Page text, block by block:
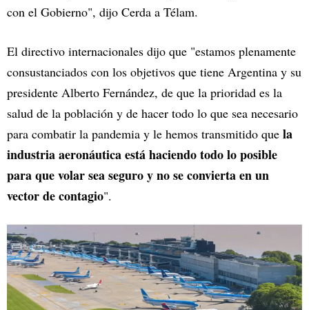
con el Gobierno", dijo Cerda a Télam.
El directivo internacionales dijo que "estamos plenamente
consustanciados con los objetivos que tiene Argentina y su
presidente Alberto Fernández, de que la prioridad es la
salud de la población y de hacer todo lo que sea necesario
para combatir la pandemia y le hemos transmitido que la
industria aeronáutica está haciendo todo lo posible
para que volar sea seguro y no se convierta en un
vector de contagio".